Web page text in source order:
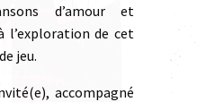
d’amour et
l’exploration de cet
jeu.
accompagné